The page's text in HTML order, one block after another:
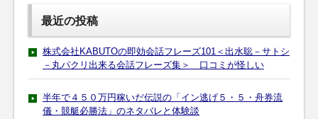
最近の投稿
株式会社KABUTOの即効会話フレーズ101＜出水聡－サトシ
－丸パクリ出来る会話フレーズ集＞ 口コミが怪しい
半年で４５０万円稼いだ伝説の「イン逃げ５・５・舟券流
儀・競艇必勝法」のネタバレと体験談